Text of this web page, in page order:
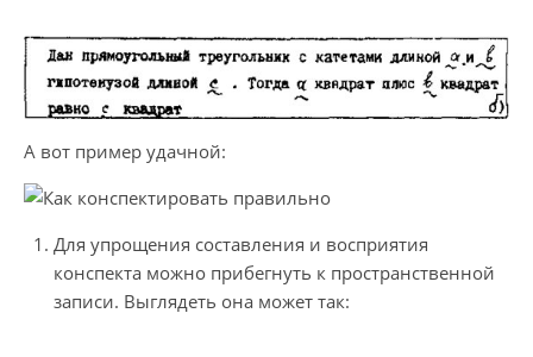
А вот пример удачной:
Для упрощения составления и восприятия
конспекта можно прибегнуть к пространственной
записи. Выглядеть она может так: